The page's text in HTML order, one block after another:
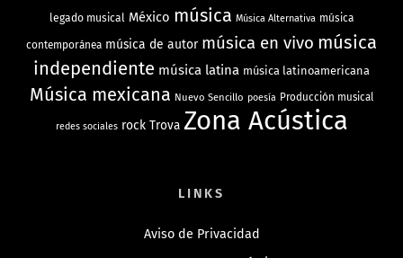
legado musical México música Música Alternativa música
contemporánea música de autor música en vivo música
independiente música latina música latinoamericana
Música mexicana Nuevo Sencillo poesía Producción musical
redes sociales rock Trova Zona Acústica
LINKS
Aviso de Privacidad